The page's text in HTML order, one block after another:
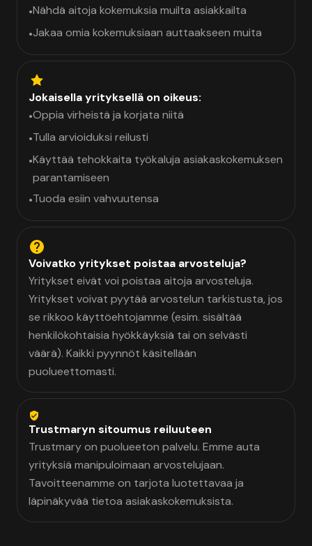
•Nähdä aitoja kokemuksia muilta asiakkailta
•Jakaa omia kokemuksiaan auttaakseen muita
Jokaisella yrityksellä on oikeus:
•Oppia virheistä ja korjata niitä
•Tulla arvioiduksi reilusti
•Käyttää tehokkaita työkaluja asiakaskokemuksen
parantamiseen
•Tuoda esiin vahvuutensa
Voivatko yritykset poistaa arvosteluja?
Yritykset eivät voi poistaa aitoja arvosteluja.
Yritykset voivat pyytää arvostelun tarkistusta, jos
se rikkoo käyttöehtojamme (esim. sisältää
henkilökohtaisia hyökkäyksiä tai on selvästi
väärä). Kaikki pyynnöt käsitellään
puolueettomasti.
Trustmaryn sitoumus reiluuteen
Trustmary on puolueeton palvelu. Emme auta
yrityksiä manipuloimaan arvostelujaan.
Tavoitteenamme on tarjota luotettavaa ja
läpinäkyvää tietoa asiakaskokemuksista.